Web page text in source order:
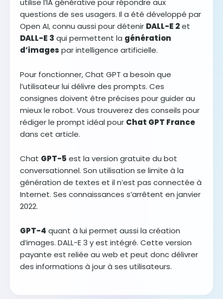
utilise l’IA générative pour répondre aux
questions de ses usagers. Il a été développé par
Open AI, connu aussi pour détenir DALL-E 2et
DALL-E 3 qui permettent la génération
d’images par intelligence artificielle.
Pour fonctionner, Chat GPT a besoin que
l’utilisateur lui délivre des prompts. Ces
consignes doivent être précises pour guider au
mieux le robot. Vous trouverez des conseils pour
rédiger le prompt idéal pour Chat GPT France
dans cet article.
Chat GPT-5 est la version gratuite du bot
conversationnel. Son utilisation se limite à la
génération de textes et il n’est pas connectée à
Internet. Ses connaissances s’arrêtent en janvier
2022.
GPT-4 quant à lui permet aussi la création
d’images. DALL-E 3 y est intégré. Cette version
payante est reliée au web et peut donc délivrer
des informations à jour à ses utilisateurs.